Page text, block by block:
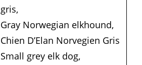
gris,
Gray Norwegian elkhound,
Chien D’Elan Norvegien Gris
Small grey elk dog,